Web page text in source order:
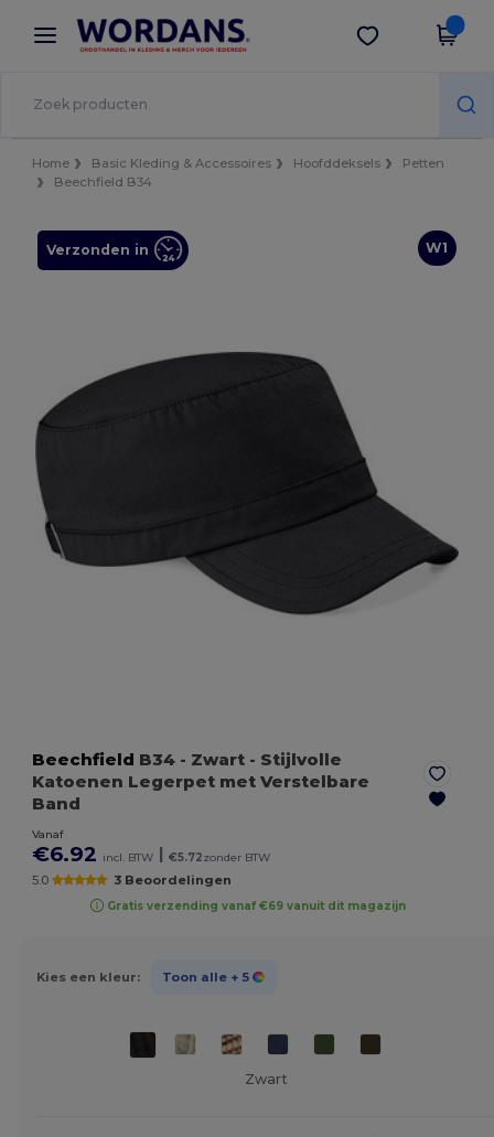
× Wordans-app
Betere prijzen in de app!
Download app
Home Basic Kleding & Accessoires Hoofddeksels
Petten
Beechfield B34
W1
Verzonden in
Beechfield B34 - Zwart - Stijlvolle
Katoenen Legerpet met Verstelbare
Band
Vanaf
€6.92 incl. BTW | €5.72zonder BTW
5.0 3 Beoordelingen
Gratis verzending vanaf €69 vanuit dit magazijn
Kies een kleur: Toon alle + 5
Zwart